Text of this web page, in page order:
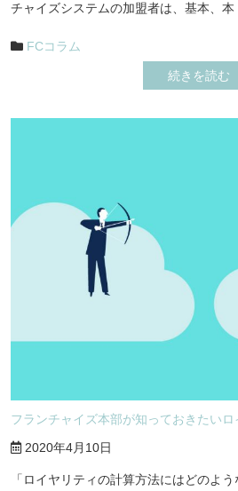
チャイズシステムの加盟者は、基本、
FCコラム
続きを読む
フランチャイズ本部が知っておきたい
2020年4月10日
「ロイヤリティの計算方法にはどのよ